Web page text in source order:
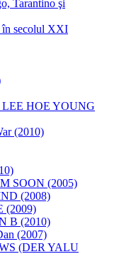
Tarantino şi
în secolul XXI
HOE YOUNG
(2010)
SOON (2005)
(2008)
(2009)
B (2010)
(2007)
(DER YALU